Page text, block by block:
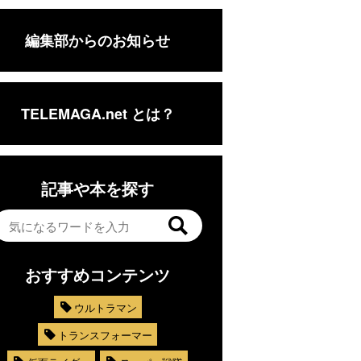
編集部からのお知らせ
TELEMAGA.net とは？
記事や本を探す
おすすめコンテンツ
ウルトラマン
トランスフォーマー